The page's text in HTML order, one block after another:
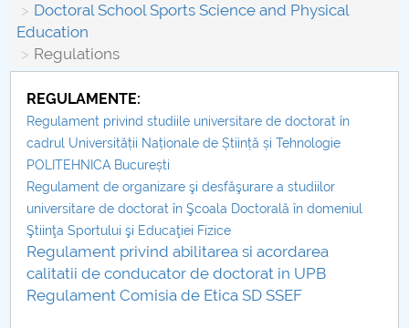
About the University
Centrul de Management al Proiectelor
Board of Administration
Nr. de telefon si adrese Facultăți
Admission
Români de pretutindeni - ADMITERE
Senate
Doctoral School Sports Science and Physical
Education
Regulations
REGULAMENTE:
Regulament privind studiile universitare de doctorat în
cadrul Universității Naționale de Știință și Tehnologie
POLITEHNICA București
Regulament de organizare şi desfăşurare a studiilor
universitare de doctorat în Şcoala Doctorală în domeniul
Ştiinţa Sportului şi Educaţiei Fizice
Regulament privind abilitarea si acordarea
calitatii de conducator de doctorat in UPB
Regulament Comisia de Etica SD SSEF